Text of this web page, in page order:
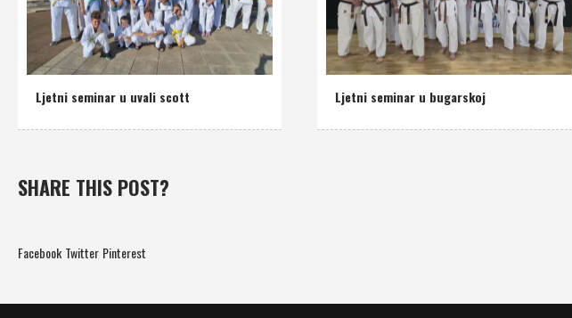
Ljetni seminar u uvali scott Ljetni seminar u bugarskoj
SHARE THIS POST?
Facebook Twitter Pinterest